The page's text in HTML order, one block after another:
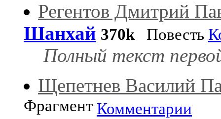
Регентов Дмитрий
Шанхай 370kПовесть
Полный текст
Щепетнев Василий
Фрагмент Комментарии